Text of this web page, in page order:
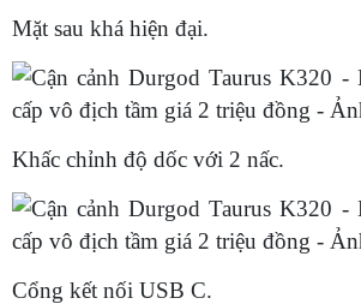
Mặt sau khá hiện đại.
Khấc chỉnh độ dốc với 2 nấc.
Cổng kết nối USB C.